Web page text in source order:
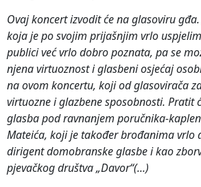
Ovaj koncert izvodit će na glasoviru
koja je po svojim prijašnjim vrlo
publici već vrlo dobro poznata, pa se
njena virtuoznost i glasbeni osjećaj
na ovom koncertu, koji od glasovirača
virtuozne i glazbene sposobnosti. Pratit
glasba pod ravnanjem poručnika-
Mateića, koji je također brođanima vrlo
dirigent domobranske glasbe i kao
pjevačkog društva „Davor“(...)